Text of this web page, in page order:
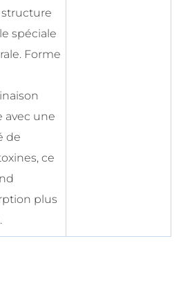
spéciale
Forme
avec une
de
ce
plus